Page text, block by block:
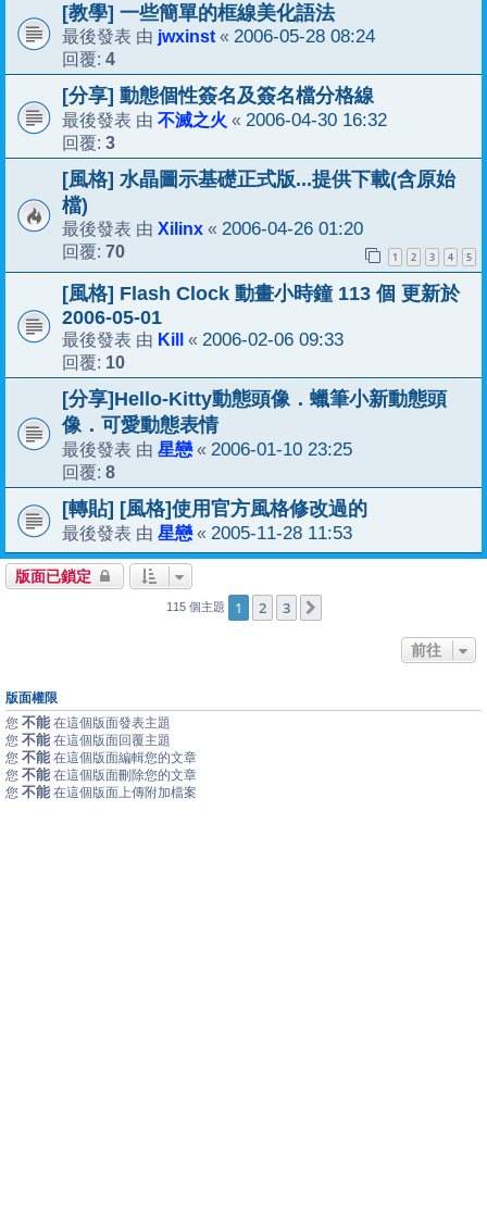
[教學] 一些簡單的框線美化語法
最後發表 由 jwxinst « 2006-05-28 08:24
回覆: 4
[分享] 動態個性簽名及簽名檔分格線
最後發表 由 不滅之火 « 2006-04-30 16:32
回覆: 3
[風格] 水晶圖示基礎正式版...提供下載(含原始
檔)
最後發表 由 Xilinx « 2006-04-26 01:20
回覆: 70 1 2 3 4 5
[風格] Flash Clock 動畫小時鐘 113 個 更新於
2006-05-01
最後發表 由 Kill « 2006-02-06 09:33
回覆: 10
[分享]Hello-Kitty動態頭像．蠟筆小新動態頭
像．可愛動態表情
最後發表 由 星戀« 2006-01-10 23:25
回覆: 8
[轉貼] [風格]使用官方風格修改過的
最後發表 由 星戀« 2005-11-28 11:53
版面已鎖定
115 個主題 1 2 3
前往
版面權限
您 不能 在這個版面發表主題
您 不能 在這個版面回覆主題
您 不能 在這個版面編輯您的文章
您 不能 在這個版面刪除您的文章
您 不能 在這個版面上傳附加檔案